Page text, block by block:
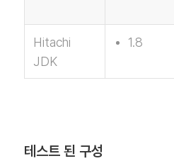
Hitachi
JDK
1.8
테스트 된 구성